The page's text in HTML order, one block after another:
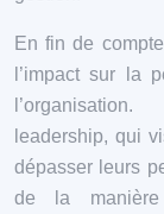
En fin de
l’impact sur la
leadership, qui
dépasser leurs
de la